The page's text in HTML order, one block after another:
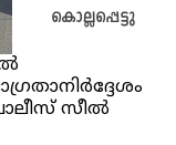
കൊല്ലപ്പെട്ടു
സീല്‍